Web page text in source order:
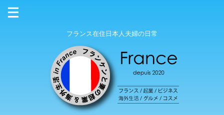
フランス在住日本人夫婦の日常